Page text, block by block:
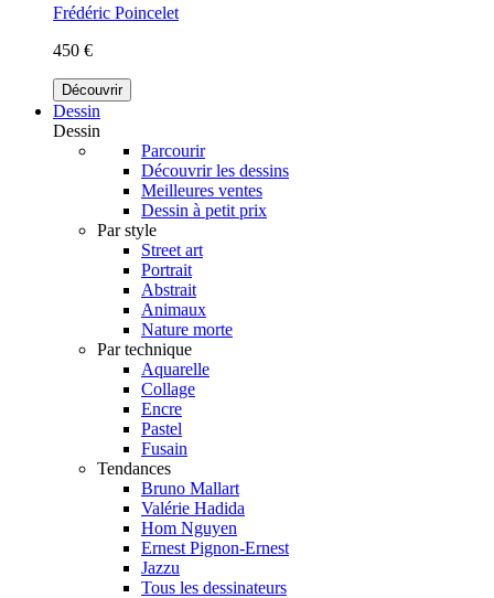
Frédéric Poincelet
450 €
Découvrir
Dessin
Dessin
Parcourir
Découvrir les dessins
Meilleures ventes
Dessin à petit prix
Par style
Street art
Portrait
Abstrait
Animaux
Nature morte
Par technique
Aquarelle
Collage
Encre
Pastel
Fusain
Tendances
Bruno Mallart
Valérie Hadida
Hom Nguyen
Ernest Pignon-Ernest
Jazzu
Tous les dessinateurs